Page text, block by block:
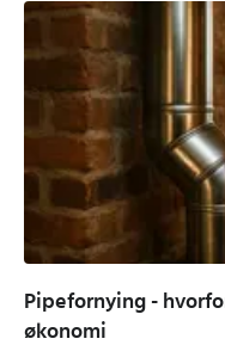
Pipefornying -
økonomi